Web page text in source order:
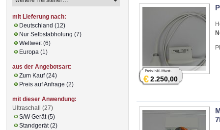
€2.250,00
mit Lieferung nach:
Deutschland (12)
Nur Selbstabholung (7)
Weltweit (6)
Europa (1)
aus der Angebotsart:
Zum Kauf (24)
Preis auf Anfrage (2)
mit dieser Anwendung:
Ultraschall (27)
S/W Gerät (5)
Standgerät (2)